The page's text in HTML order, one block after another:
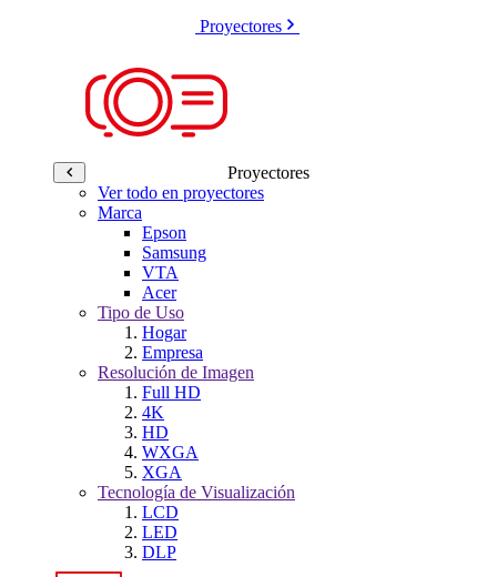
Proyectores
Proyectores
Ver todo en proyectores
Marca
Epson
Samsung
VTA
Acer
Tipo de Uso
Hogar
Empresa
Resolución de Imagen
Full HD
4K
HD
WXGA
XGA
Tecnología de Visualización
LCD
LED
DLP